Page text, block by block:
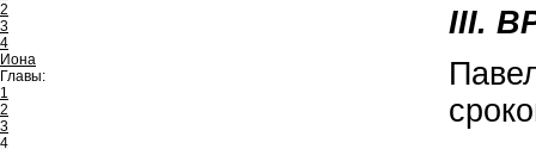
2
3
4
Иона
Главы:
1
2
3
4
III.